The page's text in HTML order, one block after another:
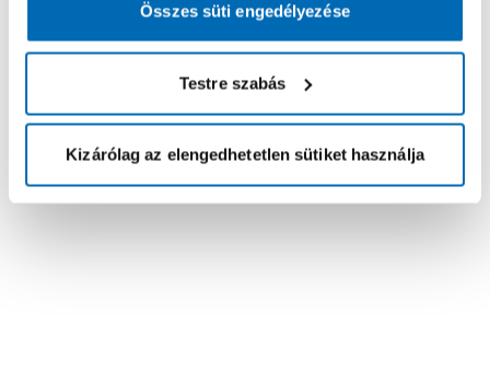
Összes süti engedélyezése
Testre szabás
Kizárólag az elengedhetetlen sütiket használja